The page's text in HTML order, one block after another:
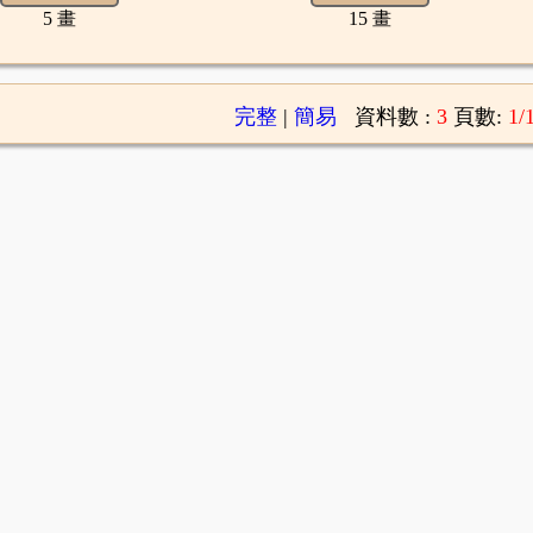
5 畫 15 畫
完整| 簡易 資料數 : 3 頁數: 1/